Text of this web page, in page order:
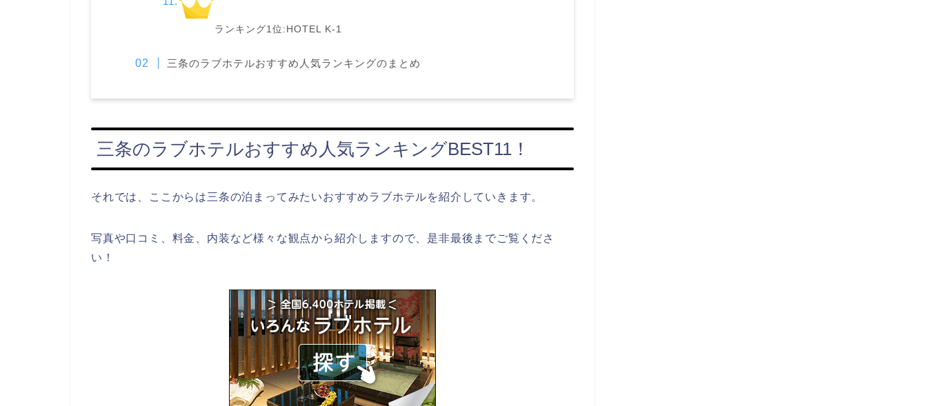
ランキング1位:HOTEL K-1
三条のラブホテルおすすめ人気ランキングのまとめ
三条のラブホテルおすすめ人気ランキングBEST11！
それでは、ここからは三条の泊まってみたいおすすめラブホテルを紹介していきます。
写真や口コミ、料金、内装など様々な観点から紹介しますので、是非最後までご覧くださ
い！